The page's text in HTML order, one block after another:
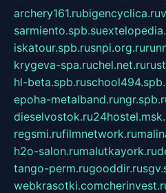
archery161.rubigencyclica.ru
sarmiento.spb.su
iskatour.spb.rusnpi.org.ru
krygeva-spa.ruchel.net.ru
hl-beta.spb.ru
epoha-metalband.ru
dieselvostok.ru
regsmi.rufilmnetwork.ru
h2o-salon.rumalutkayork.ru
tango-perm.rugooddir.ru
webkrasotki.com